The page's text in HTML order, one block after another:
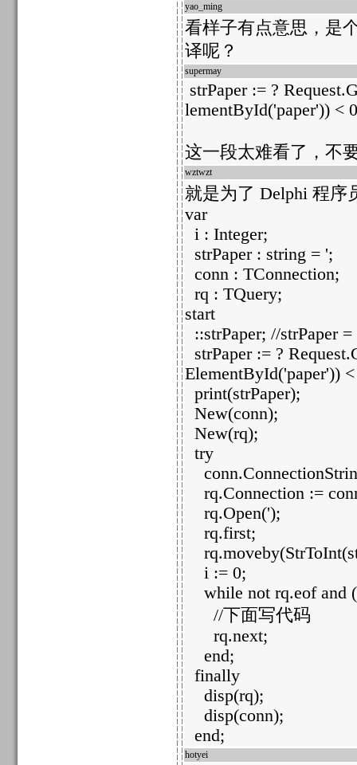
yao_ming
看样子有点意思，是
译呢？
supermay
strPaper := ?
lementById('paper')) <
这一段太难看了，不
wztwzt
就是为了 Delphi 程序
var
i : Integer;
strPaper : string = ';
conn : TConnection;
rq : TQuery;
start
::strPaper; //strPaper =
strPaper := ?
ElementById('paper'))
print(strPaper);
New(conn);
New(rq);
try
rq.Connection :=
rq.Open(');
rq.first;
i := 0;
while not rq.eof and
//下面写代码
rq.next;
end;
finally
disp(rq);
disp(conn);
end;
hotyei